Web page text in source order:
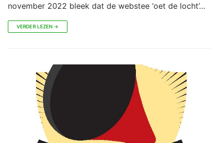
november 2022 bleek dat de webstee ‘oet de locht’…
VERDER LEZEN →